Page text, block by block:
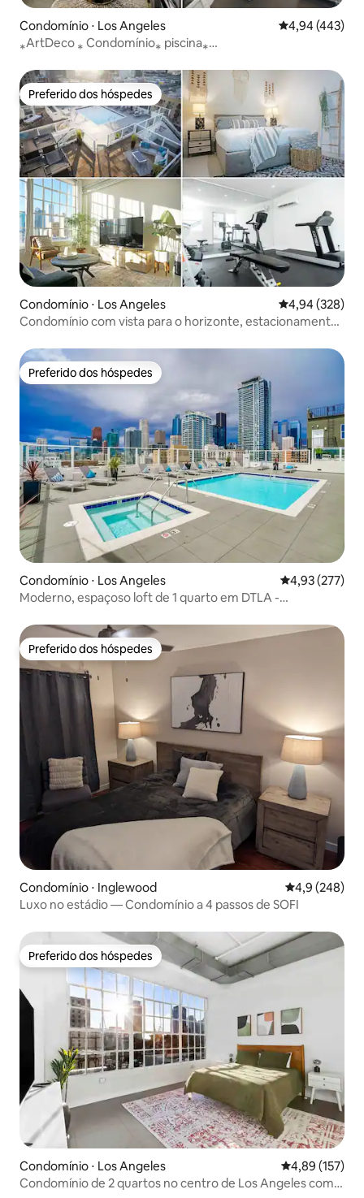
Condomínio ⋅ Los Angeles 4,94 de uma
4,94 (443)
⁎ArtDeco ⁎ Condomínio⁎ piscina⁎
Preferido dos hóspedes
Preferido dos hóspedes
Condomínio ⋅ Los Angeles 4,94 de uma
4,94 (328)
Condomínio com vista para o horizonte, estacionamento
Preferido dos hóspedes
Preferido dos hóspedes
Condomínio ⋅ Los Angeles 4,93 de uma
4,93 (277)
Moderno, espaçoso loft de 1 quarto em DTLA -
Preferido dos hóspedes
Preferido dos hóspedes
Condomínio ⋅ Inglewood 4,9 de uma
4,9 (248)
Luxo no estádio — Condomínio a 4 passos de SOFI
Preferido dos hóspedes
Preferido dos hóspedes
Condomínio ⋅ Los Angeles 4,89 de uma
4,89 (157)
Condomínio de 2 quartos no centro de Los Angeles com